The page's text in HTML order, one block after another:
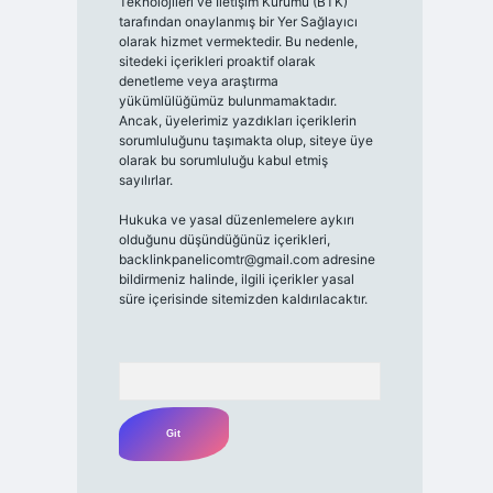
tarafından onaylanmış bir Yer Sağlayıcı
olarak hizmet vermektedir. Bu nedenle,
sitedeki içerikleri proaktif olarak
denetleme veya araştırma
yükümlülüğümüz bulunmamaktadır.
Ancak, üyelerimiz yazdıkları içeriklerin
sorumluluğunu taşımakta olup, siteye üye
olarak bu sorumluluğu kabul etmiş
sayılırlar.
Hukuka ve yasal düzenlemelere aykırı
olduğunu düşündüğünüz içerikleri,
backlinkpanelicomtr@gmail.comadresine
bildirmeniz halinde, ilgili içerikler yasal
süre içerisinde sitemizden kaldırılacaktır.